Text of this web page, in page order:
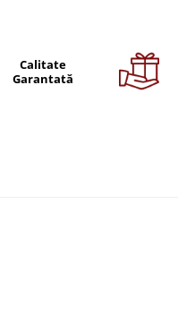
Calitate
Garantată